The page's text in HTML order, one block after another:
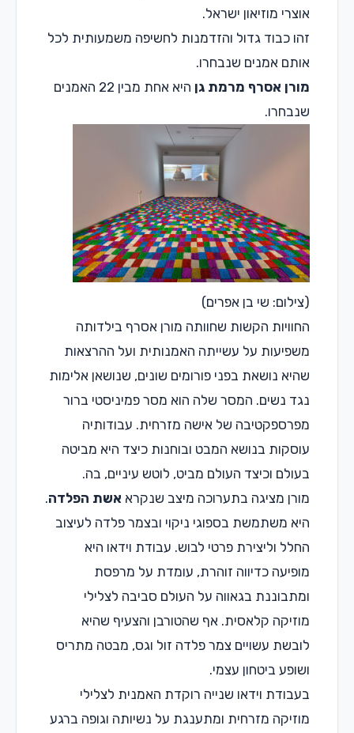
אוצרי מוזיאון ישראל.
זהו כבוד גדול והזדמנות לחשיפה משמעותית לכל
אותם אמנים שנבחרו.
מורן אסרף מרמת גן
היא אחת מבין 22 האמנים
שנבחרו.
(צילום: שי בן אפרים)
החוויות הקשות שחוותה מורן אסרף בילדותה
משפיעות על עשייתה האמנותית ועל ההרצאות
שהיא נושאת בפני פורומים שונים, שנושאן אלימות
נגד נשים. המסר שלה הוא מסר פמיניסטי ברור
מפרספקטיבה של אישה מזרחית. עבודותיה
עוסקות בנושא המבט ובוחנות כיצד היא מביטה
בעולם וכיצד העולם מביט, לוטש עיניים, בה.
מורן מציגה בתערוכה מיצב שנקרא אשת הפלדה.
היא משתמשת בספוגי ניקוי ובצמר פלדה לעיצוב
החלל וליצירת פרטי לבוש. עבודת וידאו היא
מופיעה כדיווה זוהרת, עומדת על מרפסת
ומתבוננת בגאווה על העולם סביבה לצלילי
מוזיקה קלאסית. אף שהטורבן והצעיף שהיא
לובשת עשויים צמר פלדה זול וגס, מבטה מתריס
ושופע ביטחון עצמי.
בעבודת וידאו שנייה רוקדת האמנית לצלילי
מוזיקה מזרחית ומתענגת על נשיותה וגופה ברגע